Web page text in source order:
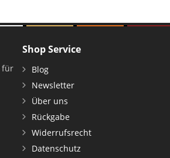
für
Shop Service
Blog
Newsletter
Über uns
Rückgabe
Widerrufsrecht
Datenschutz